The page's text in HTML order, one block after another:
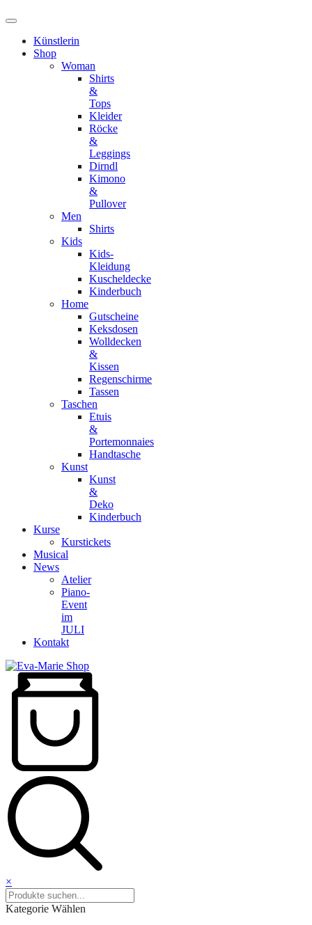
Künstlerin
Shop
Woman
Shirts
&
Tops
Kleider
Röcke
&
Leggings
Dirndl
Kimono
&
Pullover
Men
Shirts
Kids
Kids-
Kleidung
Kuscheldecke
Kinderbuch
Home
Gutscheine
Keksdosen
Wolldecken
&
Kissen
Regenschirme
Tassen
Taschen
Etuis
&
Portemonnaies
Handtasche
Kunst
Kunst
&
Deko
Kinderbuch
Kurse
Kurstickets
Musical
News
Atelier
Piano-
Event
im
JULI
Kontakt
×
Kategorie Wählen